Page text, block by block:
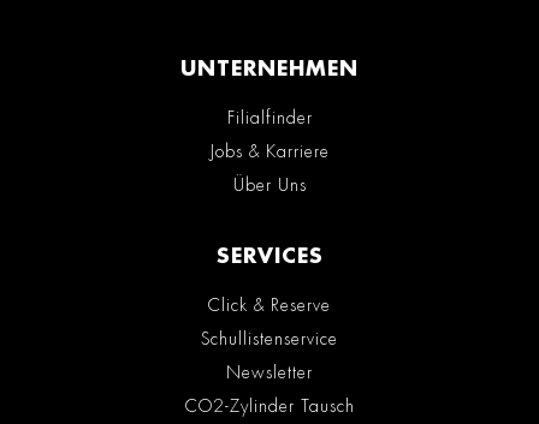
UNTERNEHMEN
Filialfinder
Jobs & Karriere
Über Uns
SERVICES
Click & Reserve
Schullistenservice
Newsletter
CO2-Zylinder Tausch